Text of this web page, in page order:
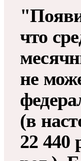
что
не
(в
22 440